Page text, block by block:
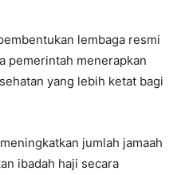
lembaga resmi
pemerintah menerapkan
yang lebih ketat bagi
jumlah jamaah
ibadah haji secara